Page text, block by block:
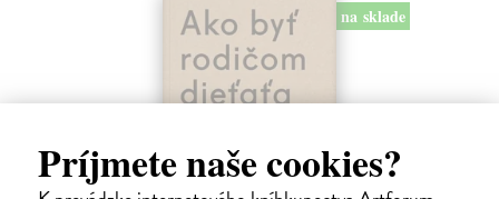
Príjmete naše cookies?
na sklade